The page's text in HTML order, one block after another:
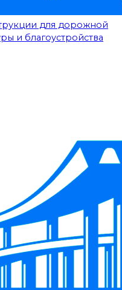
для дорожной
и благоустройства